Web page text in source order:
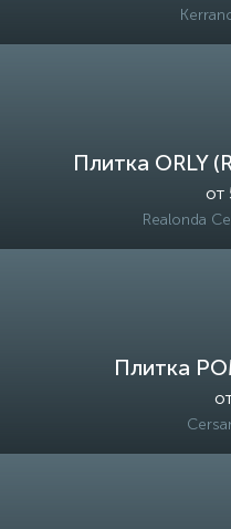
Плитка ORLY
от
Realonda
Плитка